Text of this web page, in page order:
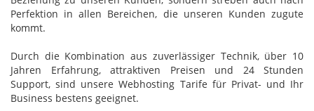
Perfektion in allen Bereichen, die unseren Kunden zugute
kommt.
Durch die Kombination aus zuverlässiger Technik, über 10
Jahren Erfahrung, attraktiven Preisen und 24 Stunden
Support, sind unsere Webhosting Tarife für Privat- und Ihr
Business bestens geeignet.